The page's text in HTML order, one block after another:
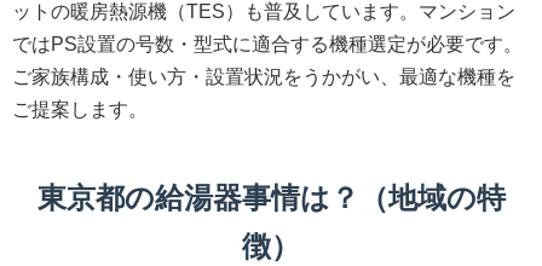
ットの暖房熱源機（TES）も普及しています。マンション
ではPS設置の号数・型式に適合する機種選定が必要です。
ご家族構成・使い方・設置状況をうかがい、最適な機種を
ご提案します。
東京都の給湯器事情は？（地域の特
徴）